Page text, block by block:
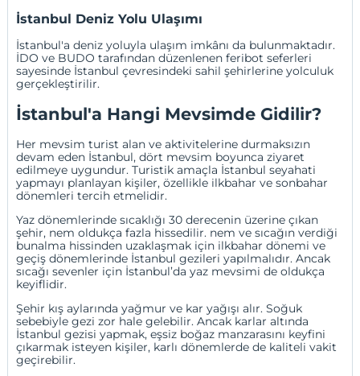
İstanbul Deniz Yolu Ulaşımı
İstanbul'a deniz yoluyla ulaşım imkânı da bulunmaktadır.
İDO ve BUDO tarafından düzenlenen feribot seferleri
sayesinde İstanbul çevresindeki sahil şehirlerine yolculuk
gerçekleştirilir.
İstanbul'a Hangi Mevsimde Gidilir?
Her mevsim turist alan ve aktivitelerine durmaksızın
devam eden İstanbul, dört mevsim boyunca ziyaret
edilmeye uygundur. Turistik amaçla İstanbul seyahati
yapmayı planlayan kişiler, özellikle ilkbahar ve sonbahar
dönemleri tercih etmelidir.
Yaz dönemlerinde sıcaklığı 30 derecenin üzerine çıkan
şehir, nem oldukça fazla hissedilir. nem ve sıcağın verdiği
bunalma hissinden uzaklaşmak için ilkbahar dönemi ve
geçiş dönemlerinde İstanbul gezileri yapılmalıdır. Ancak
sıcağı sevenler için İstanbul’da yaz mevsimi de oldukça
keyiflidir.
Şehir kış aylarında yağmur ve kar yağışı alır. Soğuk
sebebiyle gezi zor hale gelebilir. Ancak karlar altında
İstanbul gezisi yapmak, eşsiz boğaz manzarasını keyfini
çıkarmak isteyen kişiler, karlı dönemlerde de kaliteli vakit
geçirebilir.